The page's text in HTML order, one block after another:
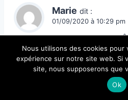
Marie dit :
01/09/2020 à 10:29 pm
Sympa ce clan de chasers!
s’abstenir !
Non, j’adore en réalité.
Pour info, vous nous
posture de papa ou mère
Nous utilisons des cookies pour
expérience sur notre site web. Si
site, nous supposerons que
Ok